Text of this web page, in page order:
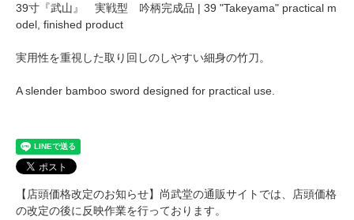
39寸『武山』 実戦型 吟柄完成品 | 39 "Takeyama" practical m
odel, finished product
実用性を重視した取り回しのしやすい細身の竹刀。
A slender bamboo sword designed for practical use.
【店頭価格改定のお知らせ】尚武堂の通販サイトでは、店頭価格
の改定の後に反映作業を行っております。